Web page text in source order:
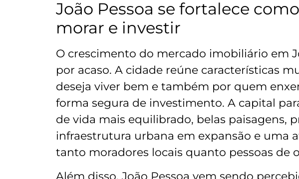
João Pessoa se fortalece
morar e investir
O crescimento do mercado imobiliário em
por acaso. A cidade reúne características
deseja viver bem e também por quem
forma segura de investimento. A capital
de vida mais equilibrado, belas paisagens,
infraestrutura urbana em expansão e uma
tanto moradores locais quanto pessoas de
Além disso, João Pessoa vem sendo